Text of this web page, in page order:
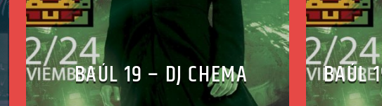
BAÚL 19 – DJ CHEMA BAÚL